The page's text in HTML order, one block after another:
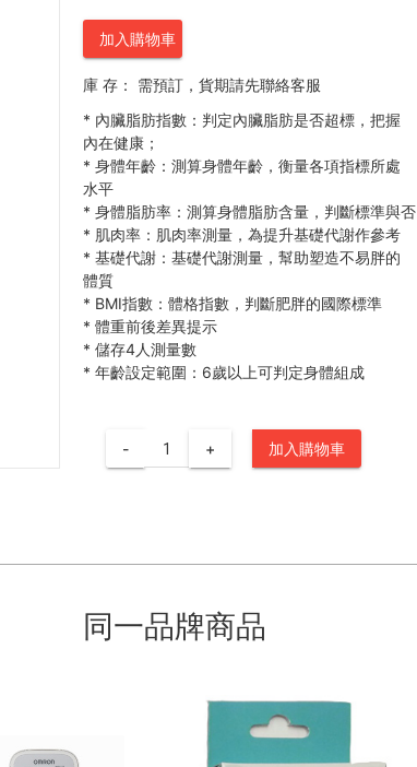
加入購物車
庫 存：
需預訂，貨期請先聯絡客服
* 內臟脂肪指數：判定內臟脂肪是否超標，把握
內在健康；
* 身體年齡：測算身體年齡，衡量各項指標所處
水平
* 身體脂肪率：測算身體脂肪含量，判斷標準與否
* 肌肉率：肌肉率測量，為提升基礎代謝作參考
* 基礎代謝：基礎代謝測量，幫助塑造不易胖的
體質
* BMI指數：體格指數，判斷肥胖的國際標準
* 體重前後差異提示
* 儲存4人測量數
* 年齡設定範圍：6歲以上可判定身體組成
- + 加入購物車
同一品牌商品